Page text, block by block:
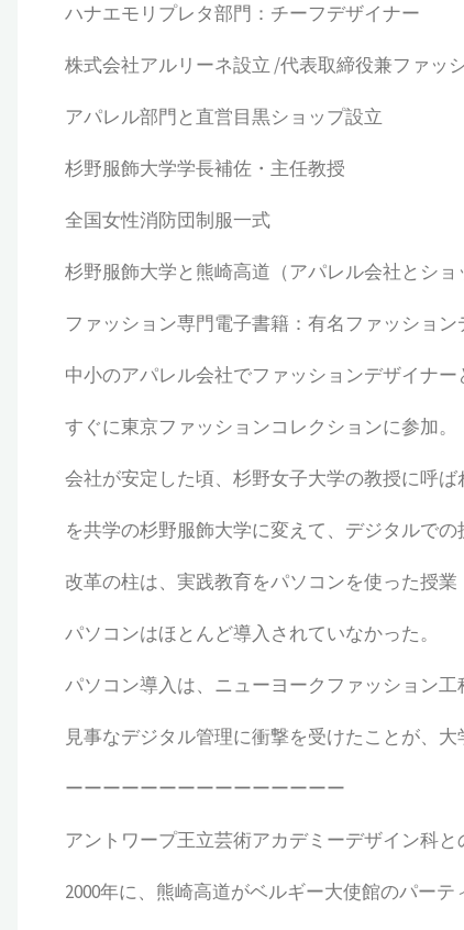
ハナエモリプレタ部門：チーフデザイナー
株式会社アルリーネ設立 /代表取締役兼ファッ
アパレル部門と直営目黒ショップ設立
杉野服飾大学学長補佐・主任教授
全国女性消防団制服一式
杉野服飾大学と熊崎高道（アパレル会社とショ
ファッション専門電子書籍：有名ファッショ
中小のアパレル会社でファッションデザイナー
すぐに東京ファッションコレクションに参加。
会社が安定した頃、杉野女子大学の教授に呼
を共学の杉野服飾大学に変えて、デジタルでの
改革の柱は、実践教育をパソコンを使った授
パソコンはほとんど導入されていなかった。
パソコン導入は、ニューヨークファッション
見事なデジタル管理に衝撃を受けたことが、大
ーーーーーーーーーーーーーーー
アントワープ王立芸術アカデミーデザイン科と
2000年に、熊崎高道がベルギー大使館のパー